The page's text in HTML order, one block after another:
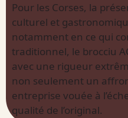
Pour les Corses, la
culturel et
notamment en ce qui
traditionnel, le brocciu
avec une rigueur
non seulement un
entreprise vouée à
qualité de l’original.